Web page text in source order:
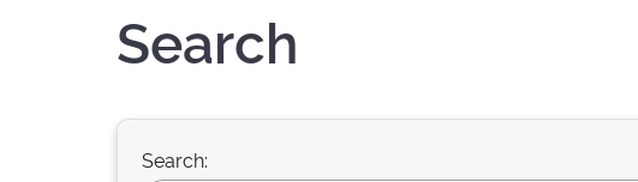
Search
Search: